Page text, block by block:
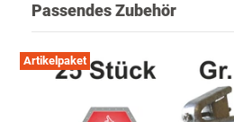
Passendes Zubehör
Artikelpaket